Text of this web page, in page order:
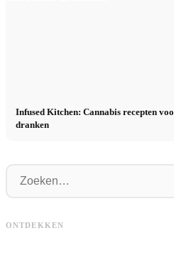
Infused Kitchen: Cannabis recepten
dranken
ONTDEKKEN
marketing